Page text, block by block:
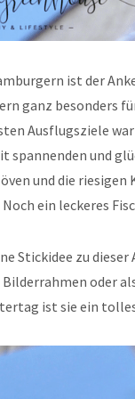
ist der
ganz besonders
Ausflugsziele
spannenden und
und die
Noch ein leckeres
Stickidee zu
oder
ist sie ein